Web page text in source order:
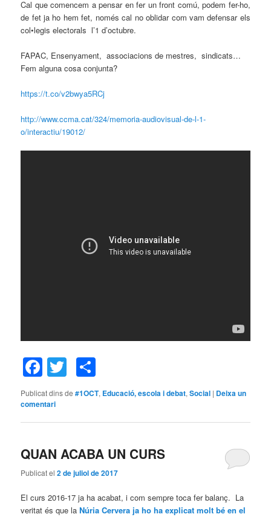
Cal que comencem a pensar en fer un front comú, podem fer-ho,
de fet ja ho hem fet, només cal no oblidar com vam defensar els
col•legis electorals l’1 d’octubre.
FAPAC, Ensenyament, associacions de mestres, sindicats…
Fem alguna cosa conjunta?
https://t.co/v2bwya5RCj
http://www.ccma.cat/324/memoria-audiovisual-de-l-1-
o/interactiu/19012/
Facebook
Twitter
Publicat dins de #1OCT, Educació, escola i debat,Social | Deixa un
comentari
QUAN ACABA UN CURS
Publicat el2 de juliol de 2017
El curs 2016-17 ja ha acabat, i com sempre toca fer balanç. La
veritat és que laNúria Cervera ja ho ha explicat molt bé en el